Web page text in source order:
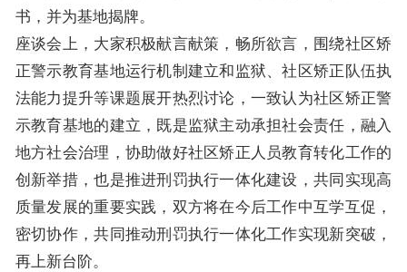
书，并为基地揭牌。
座谈会上，大家积极献言献策，畅所欲言，围绕社区矫
正警示教育基地运行机制建立和监狱、社区矫正队伍执
法能力提升等课题展开热烈讨论，一致认为社区矫正警
示教育基地的建立，既是监狱主动承担社会责任，融入
地方社会治理，协助做好社区矫正人员教育转化工作的
创新举措，也是推进刑罚执行一体化建设，共同实现高
质量发展的重要实践，双方将在今后工作中互学互促，
密切协作，共同推动刑罚执行一体化工作实现新突破，
再上新台阶。